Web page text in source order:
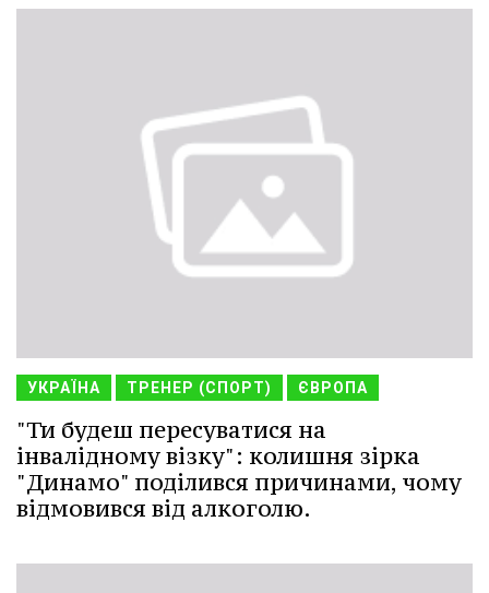
УКРАЇНА ТРЕНЕР (СПОРТ) ЄВРОПА
"Ти будеш пересуватися на
інвалідному візку": колишня зірка
"Динамо" поділився причинами, чому
відмовився від алкоголю.